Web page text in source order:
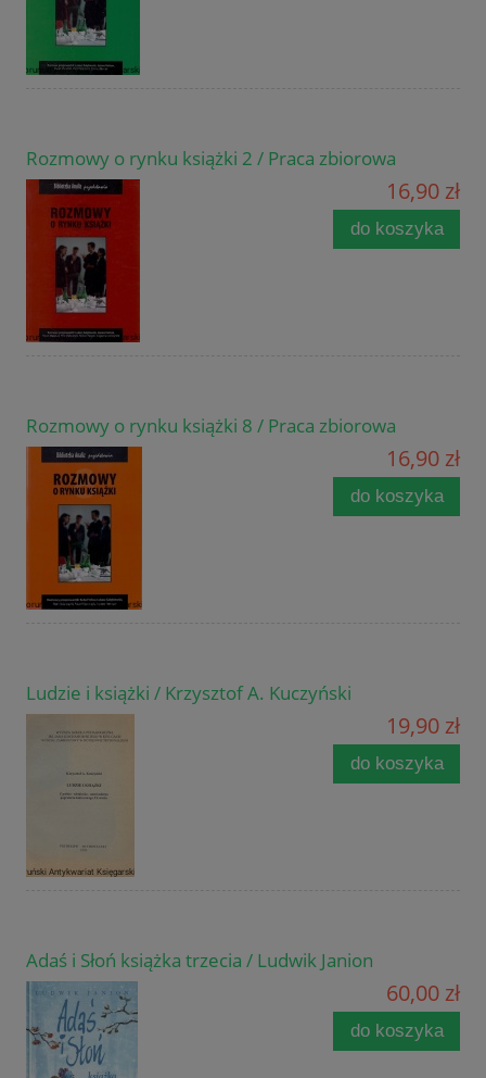
Rozmowy o rynku książki 2 / Praca zbiorowa
16,90 zł
do koszyka
Rozmowy o rynku książki 8 / Praca zbiorowa
16,90 zł
do koszyka
Ludzie i książki / Krzysztof A. Kuczyński
19,90 zł
do koszyka
Adaś i Słoń książka trzecia / Ludwik Janion
60,00 zł
do koszyka